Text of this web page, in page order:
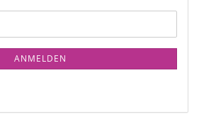
ANMELDEN